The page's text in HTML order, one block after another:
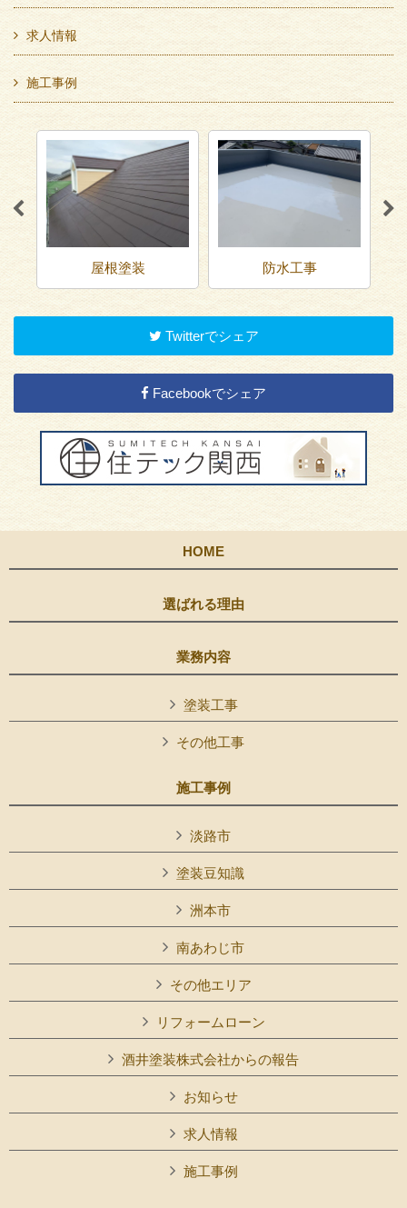
求人情報
施工事例
屋根塗装 防水工事
Twitterでシェア
Facebookでシェア
HOME
選ばれる理由
業務内容
塗装工事
その他工事
施工事例
淡路市
塗装豆知識
洲本市
南あわじ市
その他エリア
リフォームローン
酒井塗装株式会社からの報告
お知らせ
求人情報
施工事例